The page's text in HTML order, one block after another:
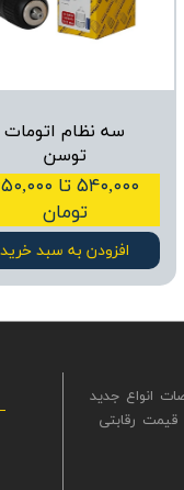
سه نظام اتومات
توسن
۵۴۰,۰۰۰ تا
تومان
افزودن به سبد خرید
انواع جدید
قیمت رقابتی